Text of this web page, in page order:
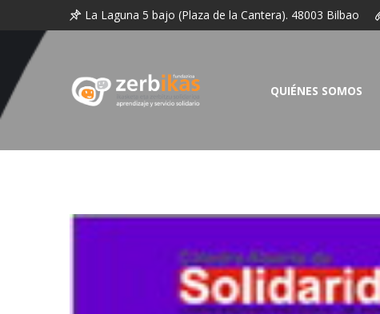
La Laguna 5 bajo (Plaza de la Cantera). 48003 Bilbao
QUIÉNES SOMOS